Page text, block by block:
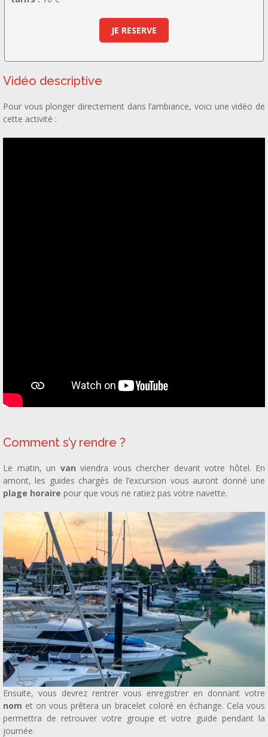
JE RESERVE
Vidéo descriptive
Pour vous plonger directement dans l’ambiance, voici une vidéo de
cette activité :
Comment s’y rendre ?
Le matin, un van viendra vous chercher devant votre hôtel. En
amont, les guides chargés de l’excursion vous auront donné une
plage horaire pour que vous ne ratiez pas votre navette.
Ensuite, vous devrez rentrer vous enregistrer en donnant votre
nom et on vous prêtera un bracelet coloré en échange. Cela vous
permettra de retrouver votre groupe et votre guide pendant la
journée.